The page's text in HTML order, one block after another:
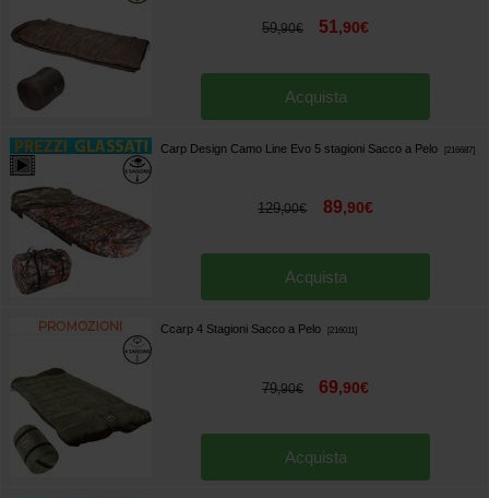
59,90€ 51,90€
Acquista
Carp Design Camo Line Evo 5 stagioni Sacco a Pelo [216687]
129,00€ 89,90€
Acquista
Ccarp 4 Stagioni Sacco a Pelo [216011]
79,90€ 69,90€
Acquista